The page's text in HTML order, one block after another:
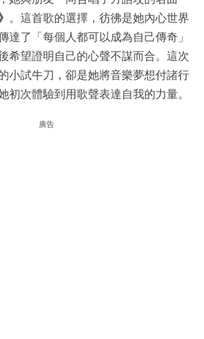
。這首歌的選擇，彷彿是她內心世界
達了「每個人都可以成為自己傳奇」
希望證明自己的心聲不謀而合。這次
小試牛刀，卻是她將音樂夢想付諸行
初次體驗到用歌聲表達自我的力量。
廣告